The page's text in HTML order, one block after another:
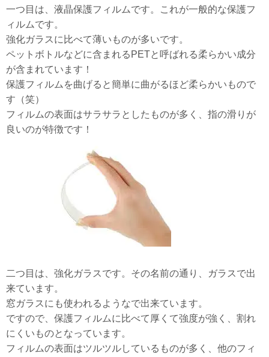
一つ目は、液晶保護フィルムです。これが一般的な保護フ
ィルムです。
強化ガラスに比べて薄いものが多いです。
ペットボトルなどに含まれるPETと呼ばれる柔らかい成分
が含まれています！
保護フィルムを曲げると簡単に曲がるほど柔らかいもので
す（笑）
フィルムの表面はサラサラとしたものが多く、指の滑りが
良いのが特徴です！
二つ目は、強化ガラスです。その名前の通り、ガラスで出
来ています。
窓ガラスにも使われるようなで出来ています。
ですので、保護フィルムに比べて厚くて強度が強く、割れ
にくいものとなっています。
フィルムの表面はツルツルしているものが多く、他のフィ